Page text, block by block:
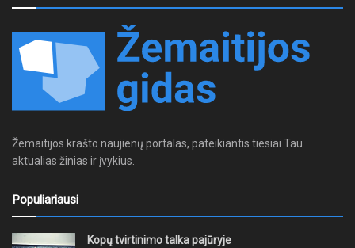
Žemaitijos krašto naujienų portalas, pateikiantis tiesiai Tau
aktualias žinias ir įvykius.
Populiariausi
Kopų tvirtinimo talka pajūryje